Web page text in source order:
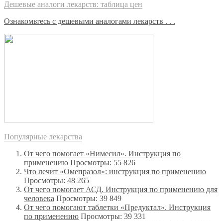
Дешевые аналоги лекарств: таблица цен
Ознакомьтесь с дешевыми аналогами лекарств . . .
Популярные лекарства
От чего помогает «Нимесил». Инструкция по
применению Просмотры: 55 826
Что лечит «Омепразол»: инструкция по применению
Просмотры: 48 265
От чего помогает АСД. Инструкция по применению для
человека Просмотры: 39 849
От чего помогают таблетки «Предуктал». Инструкция
по применению Просмотры: 39 331